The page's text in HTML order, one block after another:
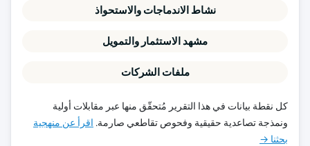
نشاط الاندماجات والاستحواذ
مشهد الاستثمار والتمويل
ملفات الشركات
كل نقطة بيانات في هذا التقرير مُتحقّق منها عبر مقابلات أولية
ونمذجة تصاعدية حقيقية وفحوص تقاطعي صارمة. اقرأ عن منهجية
بحثنا →